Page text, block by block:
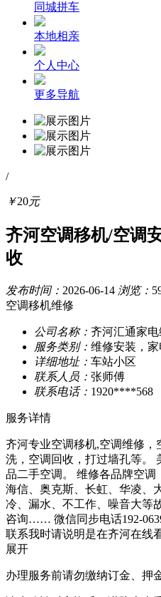
同城拼车
本地相亲
个人中心
更多导航
/
￥20元
齐河空调移机/空调
收
发布时间： 2026-06-14 浏览：
空调移机维修
公司名称： 齐河汇通家电
服务类别： 维修安装，家
详细地址： 车站小区
联系人员： 张师傅
联系电话： 1920****568
服务详情
齐河专业空调移机,空调维修
洗，空调回收，打过墙孔等。
品二手空调。 维修各品牌空调
海信、奥克斯、长虹、华凌、
冷、漏水、不工作、噪音大等
咨询…… 微信同步电话192-
联系我时请说明是在齐河在
展开
办理服务前请勿缴纳订金、押